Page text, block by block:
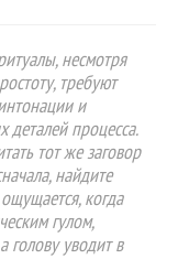
несмотря
требуют
и
деталей процесса.
тот же заговор
найдите
когда
гулом,
голову уводит в